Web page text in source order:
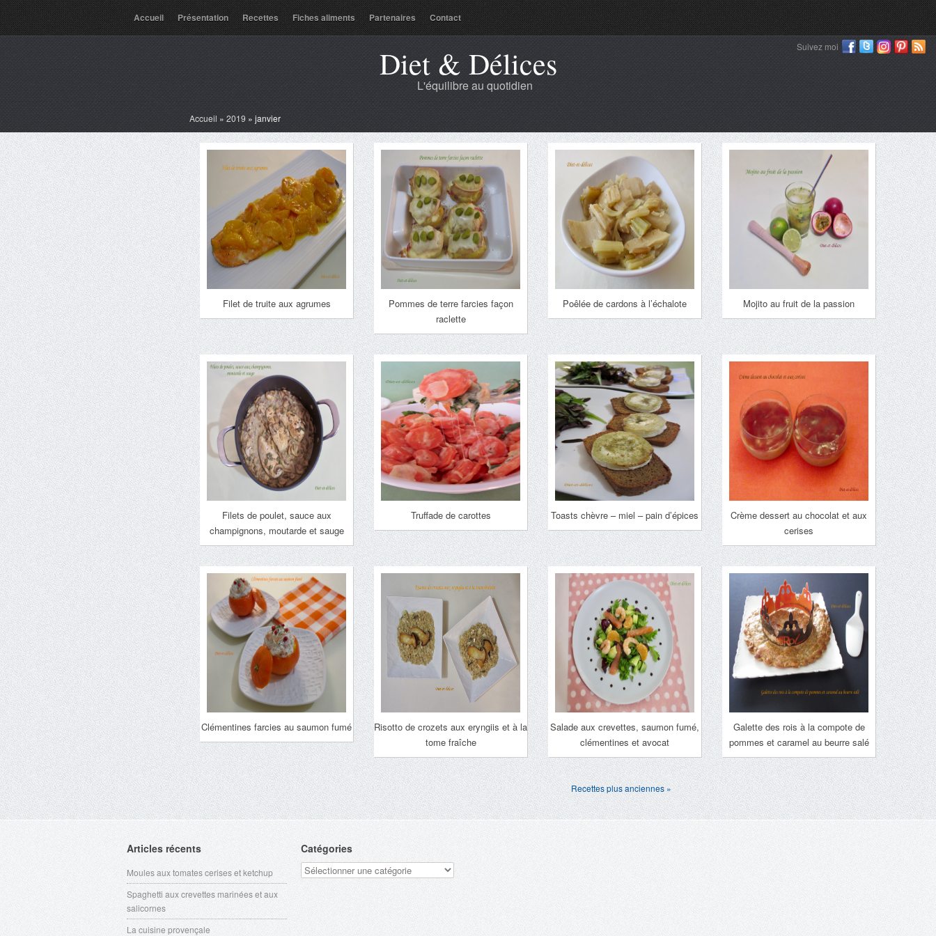
Accueil Présentation Recettes Fiches aliments Partenaires Contact
Suivez moi
Diet & Délices
L'équilibre au quotidien
Accueil » 2019 » janvier
Filet de truite aux agrumes
Pommes de terre farcies façon
raclette
Poêlée de cardons à l’échalote Mojito au fruit de la passion
Filets de poulet, sauce aux
champignons, moutarde et sauge
Truffade de carottes Toasts chèvre – miel – pain d’épices
Crème dessert au chocolat et aux
cerises
Clémentines farcies au saumon fumé
Risotto de crozets aux eryngiis et à la
tome fraîche
Salade aux crevettes, saumon fumé,
clémentines et avocat
Galette des rois à la compote de
pommes et caramel au beurre salé
Recettes plus anciennes »
Articles récents
Moules aux tomates cerises et ketchup
Spaghetti aux crevettes marinées et aux
salicornes
La cuisine provençale
Catégories
Catégories